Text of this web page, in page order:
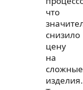
что
снизило
цену
на
сложные
изделия.